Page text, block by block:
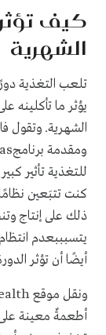
كيف
الشهرية
تلعب التغذية
يؤثر ما تأكلينه
الشهرية. وتقول
ومقدمة برنامج
للتغذية تأثير
كنت تتبَعين
ذلك على إنتاج
يتسبببعدم
أيضًا أن تؤثر
ونقل موقع
أطعمةٌ معينة